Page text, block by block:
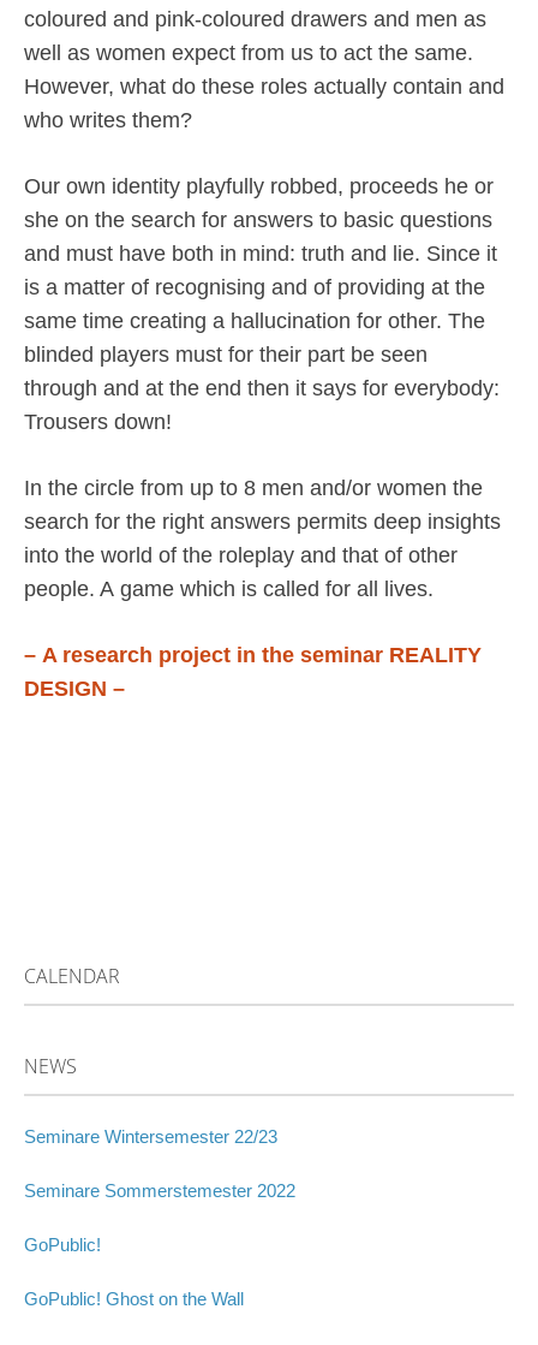
coloured and pink-coloured drawers and men as
well as women expect from us to act the same.
However, what do these roles actually contain and
who writes them?
Our own identity playfully robbed, proceeds he or
she on the search for answers to basic questions
and must have both in mind: truth and lie. Since it
is a matter of recognising and of providing at the
same time creating a hallucination for other. The
blinded players must for their part be seen
through and at the end then it says for everybody:
Trousers down!
In the circle from up to 8 men and/or women the
search for the right answers permits deep insights
into the world of the roleplay and that of other
people. A game which is called for all lives.
– A research project in the seminar REALITY
DESIGN –
CALENDAR
NEWS
Seminare Wintersemester 22/23
Seminare Sommerstemester 2022
GoPublic!
GoPublic! Ghost on the Wall